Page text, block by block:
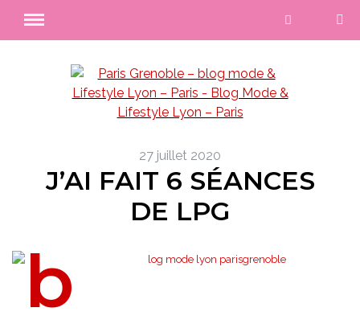
27 juillet 2020
J’AI FAIT 6 SÉANCES
DE LPG